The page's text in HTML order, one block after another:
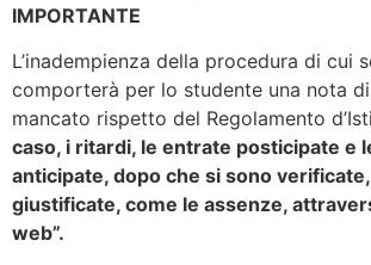
IMPORTANTE
L’inadempienza della procedura di cui
comporterà per lo studente una nota
mancato rispetto del Regolamento
caso, i ritardi, le entrate posticipate e
anticipate, dopo che si sono
giustificate, come le assenze,
web”.